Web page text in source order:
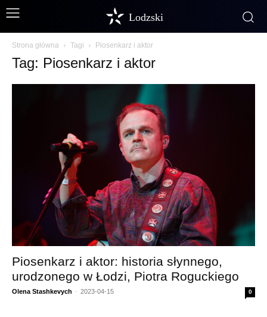
Lodzski
Strona główna Tagi Piosenkarz i aktor
Tag: Piosenkarz i aktor
Piosenkarz i aktor: historia słynnego,
urodzonego w Łodzi, Piotra Roguckiego
Olena Stashkevych - 2023-04-15 0